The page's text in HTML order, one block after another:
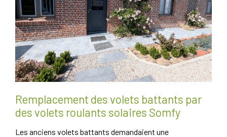
Remplacement des volets battants par
des volets roulants solaires Somfy
Les anciens volets battants demandaient une